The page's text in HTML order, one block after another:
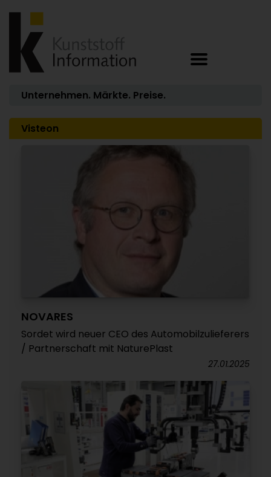
Unternehmen. Märkte. Preise.
Visteon
NOVARES
Sordet wird neuer CEO des Automobilzulieferers
/ Partnerschaft mit NaturePlast
27.01.2025